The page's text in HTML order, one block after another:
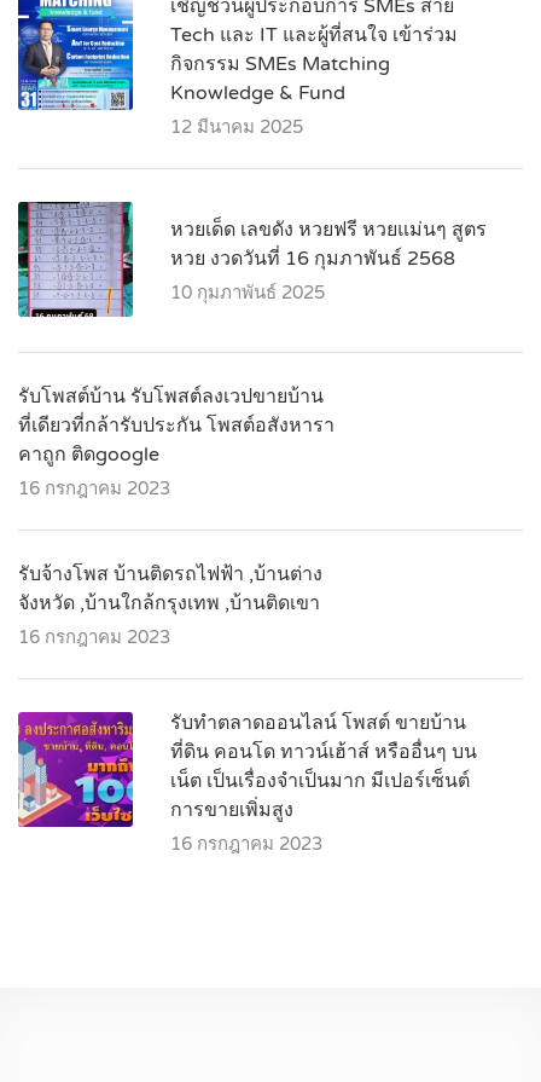
เชิญชวนผู้ประกอบการ SMEs สาย
Tech และ IT และผู้ที่สนใจ เข้าร่วม
กิจกรรม SMEs Matching
Knowledge & Fund
12 มีนาคม 2025
หวยเด็ด เลขดัง หวยฟรี หวยแม่นๆ สูตร
หวย งวดวันที่ 16 กุมภาพันธ์ 2568
10 กุมภาพันธ์ 2025
รับโพสต์บ้าน รับโพสต์ลงเวปขายบ้าน
ที่เดียวที่กล้ารับประกัน โพสต์อสังหารา
คาถูก ติดgoogle
16 กรกฎาคม 2023
รับจ้างโพส บ้านติดรถไฟฟ้า ,บ้านต่าง
จังหวัด ,บ้านใกล้กรุงเทพ ,บ้านติดเขา
16 กรกฎาคม 2023
รับทำตลาดออนไลน์ โพสต์ ขายบ้าน
ที่ดิน คอนโด ทาวน์เฮ้าส์ หรืออื่นๆ บน
เน็ต เป็นเรื่องจำเป็นมาก มีเปอร์เซ็นต์
การขายเพิ่มสูง
16 กรกฎาคม 2023